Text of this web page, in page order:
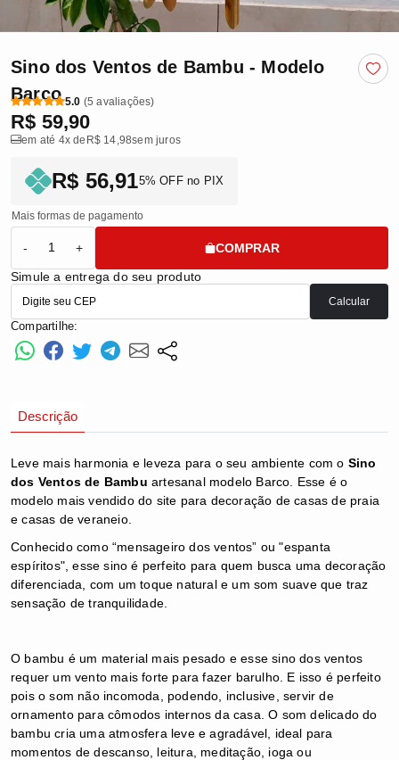
Sino dos Ventos de Bambu - Modelo
Barco 5.0 (5 avaliações)
R$ 59,90
em até 4x de R$ 14,98sem juros
R$ 56,915% OFF no PIX
Mais formas de pagamento
- +
COMPRAR
Simule a entrega do seu produto
Calcular
Compartilhe:
Descrição
Leve mais harmonia e leveza para o seu ambiente com o Sino
dos Ventos de Bambu artesanal modelo Barco. Esse é o
modelo mais vendido do site para decoração de casas de praia
e casas de veraneio.
Conhecido como “mensageiro dos ventos” ou "espanta
espíritos", esse sino é perfeito para quem busca uma decoração
diferenciada, com um toque natural e um som suave que traz
sensação de tranquilidade.
O bambu é um material mais pesado e esse sino dos ventos
requer um vento mais forte para fazer barulho. E isso é perfeito
pois o som não incomoda, podendo, inclusive, servir de
ornamento para cômodos internos da casa. O som delicado do
bambu cria uma atmosfera leve e agradável, ideal para
momentos de descanso, leitura, meditação, ioga ou